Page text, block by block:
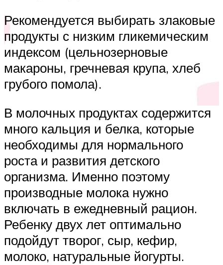
Рекомендуется выбирать злаковые
продукты с низким гликемическим
индексом (цельнозерновые
макароны, гречневая крупа, хлеб
грубого помола).
В молочных продуктах содержится
много кальция и белка, которые
необходимы для нормального
роста и развития детского
организма. Именно поэтому
производные молока нужно
включать в ежедневный рацион.
Ребенку двух лет оптимально
подойдут творог, сыр, кефир,
молоко, натуральные йогурты.